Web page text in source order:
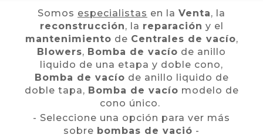
Somos especialistas en la Venta, la
reconstrucción, la reparación y el
mantenimiento de Centrales de vacío,
Blowers, Bomba de vacío de anillo
liquido de una etapa y doble cono,
Bomba de vacío de anillo liquido de
doble tapa, Bomba de vacío modelo de
cono único.
- Seleccione una opción para ver más
sobre bombas de vació -